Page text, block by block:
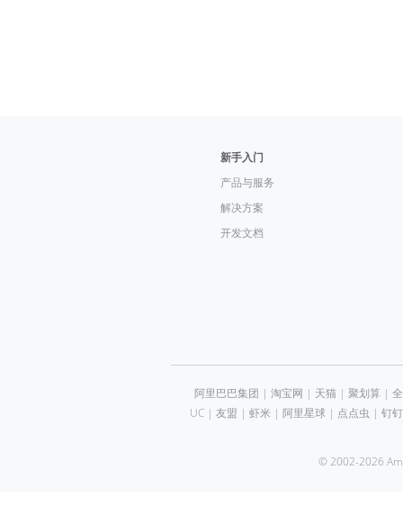
新手入门
产品与服务
解决方案
开发文档
阿里巴巴集团 | 淘宝网 | 天猫| 聚划算 |
UC| 友盟 | 虾米 | 阿里星球| 点点虫 | 钉钉
© 2002-2026